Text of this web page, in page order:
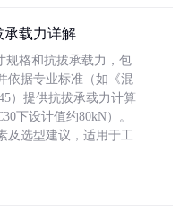
承载力详解
规格和抗拔承载力，包
依据专业标准（如《混
）提供抗拔承载力计算
下设计值约80kN）。
及选型建议，适用于工